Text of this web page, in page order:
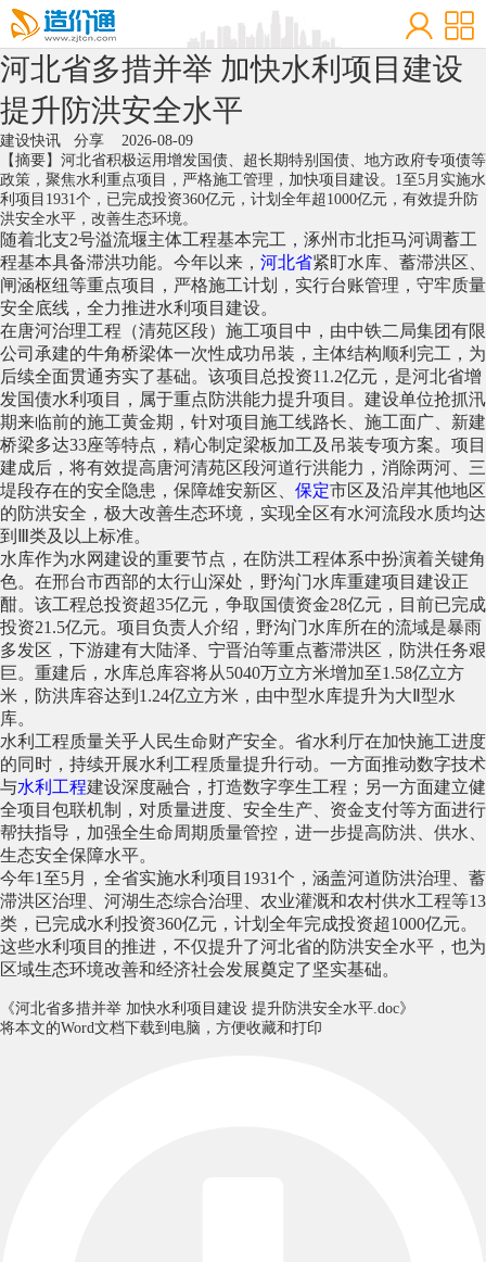
河北省多措并举 加快水利项目建设
提升防洪安全水平
建设快讯 分享 2026-08-09
【摘要】河北省积极运用增发国债、超长期特别国债、地方政府专项债等
政策，聚焦水利重点项目，严格施工管理，加快项目建设。1至5月实施水
利项目1931个，已完成投资360亿元，计划全年超1000亿元，有效提升防
洪安全水平，改善生态环境。
随着北支2号溢流堰主体工程基本完工，涿州市北拒马河调蓄工
程基本具备滞洪功能。今年以来， 河北省紧盯水库、蓄滞洪区、
闸涵枢纽等重点项目，严格施工计划，实行台账管理，守牢质量
安全底线，全力推进水利项目建设。
在唐河治理工程（清苑区段）施工项目中，由中铁二局集团有限
公司承建的牛角桥梁体一次性成功吊装，主体结构顺利完工，为
后续全面贯通夯实了基础。该项目总投资11.2亿元，是河北省增
发国债水利项目，属于重点防洪能力提升项目。建设单位抢抓汛
期来临前的施工黄金期，针对项目施工线路长、施工面广、新建
桥梁多达33座等特点，精心制定梁板加工及吊装专项方案。项目
建成后，将有效提高唐河清苑区段河道行洪能力，消除两河、三
堤段存在的安全隐患，保障雄安新区、 保定市区及沿岸其他地区
的防洪安全，极大改善生态环境，实现全区有水河流段水质均达
到Ⅲ类及以上标准。
水库作为水网建设的重要节点，在防洪工程体系中扮演着关键角
色。在邢台市西部的太行山深处，野沟门水库重建项目建设正
酣。该工程总投资超35亿元，争取国债资金28亿元，目前已完成
投资21.5亿元。项目负责人介绍，野沟门水库所在的流域是暴雨
多发区，下游建有大陆泽、宁晋泊等重点蓄滞洪区，防洪任务艰
巨。重建后，水库总库容将从5040万立方米增加至1.58亿立方
米，防洪库容达到1.24亿立方米，由中型水库提升为大Ⅱ型水
库。
水利工程质量关乎人民生命财产安全。省水利厅在加快施工进度
的同时，持续开展水利工程质量提升行动。一方面推动数字技术
与水利工程建设深度融合，打造数字孪生工程；另一方面建立健
全项目包联机制，对质量进度、安全生产、资金支付等方面进行
帮扶指导，加强全生命周期质量管控，进一步提高防洪、供水、
生态安全保障水平。
今年1至5月，全省实施水利项目1931个，涵盖河道防洪治理、蓄
滞洪区治理、河湖生态综合治理、农业灌溉和农村供水工程等13
类，已完成水利投资360亿元，计划全年完成投资超1000亿元。
这些水利项目的推进，不仅提升了河北省的防洪安全水平，也为
区域生态环境改善和经济社会发展奠定了坚实基础。
《河北省多措并举 加快水利项目建设 提升防洪安全水平.doc》
将本文的Word文档下载到电脑，方便收藏和打印